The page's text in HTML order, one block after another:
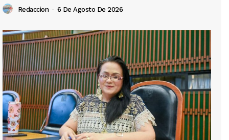
Redaccion - 6 De Agosto De 2026